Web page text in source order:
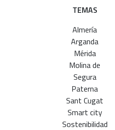
TEMAS
Almería
Arganda
Mérida
Molina de
Segura
Paterna
Sant Cugat
Smart city
Sostenibilidad